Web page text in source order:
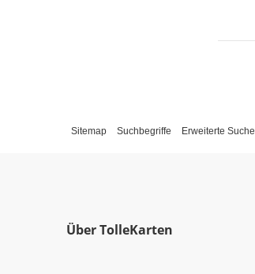
Sitemap Suchbegriffe Erweiterte Suche
Über TolleKarten